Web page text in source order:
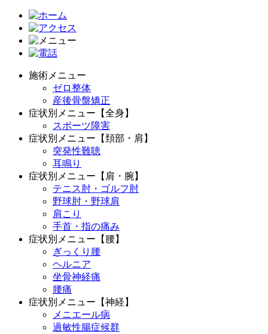
施術メニュー
ゼロ整体
産後骨盤矯正
症状別メニュー【全身】
スポーツ障害
症状別メニュー【頚部・肩】
突発性難聴
耳鳴り
症状別メニュー【肩・腕】
テニス肘・ゴルフ肘
野球肘・野球肩
肩こり
手首・指の痛み
症状別メニュー【腰】
ぎっくり腰
ヘルニア
坐骨神経痛
腰痛
症状別メニュー【神経】
メニエール病
過敏性腸症候群